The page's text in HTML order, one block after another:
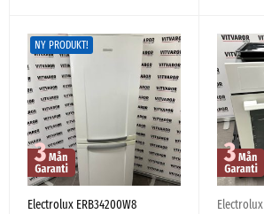
NY PRODUKT!
Electrolux ERB34200W8
Electrolux